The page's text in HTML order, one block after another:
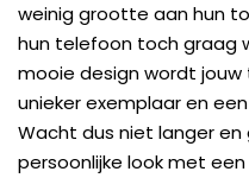
weinig grootte aan hun
hun telefoon toch graag
mooie design wordt
unieker exemplaar en
Wacht dus niet langer
persoonlijke look met